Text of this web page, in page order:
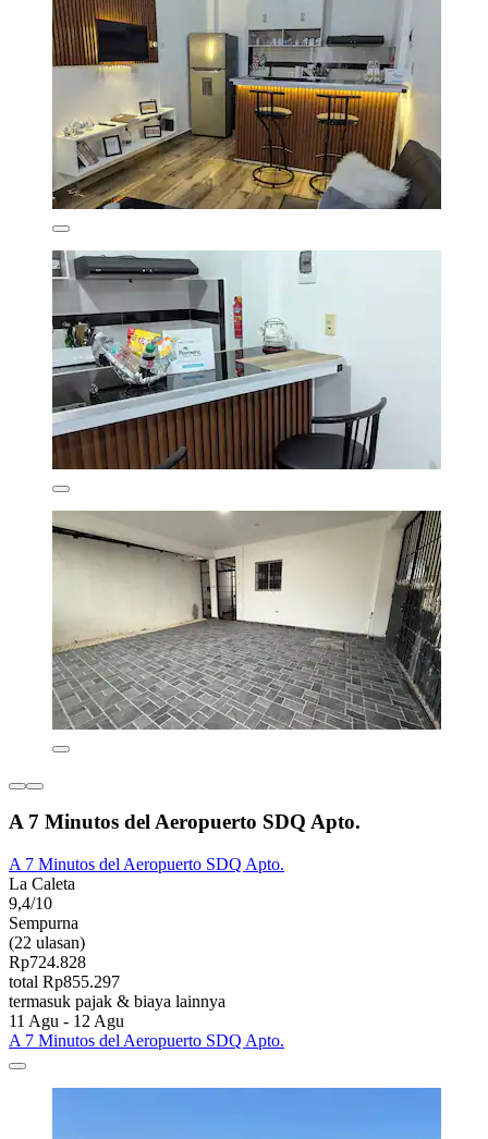
A 7 Minutos del Aeropuerto SDQ Apto.
A 7 Minutos del Aeropuerto SDQ Apto.
La Caleta
9,4/10
Sempurna
(22 ulasan)
Rp724.828
total Rp855.297
termasuk pajak & biaya lainnya
11 Agu - 12 Agu
A 7 Minutos del Aeropuerto SDQ Apto.